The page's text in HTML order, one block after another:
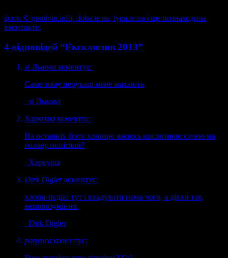
фото © goodvin.info, doba.te.ua, lypa.te.ua і ще познаходила
вконтакте.
4 відповідей “Ексклюзив 2013”
зі Львова коментує:
Саме тому перукарі мене жахають
зі Львова
Харкуша коментує:
На останніх фото хлопцю якоюсь кислотною сечею на
голову попісяли?
Харкуша
Dirk Digler коментує:
хлопи-пєдікі тут і вхадувати нема чого, а дівки так,
непорозуміння.
Dirk Digler
panyura коментує: